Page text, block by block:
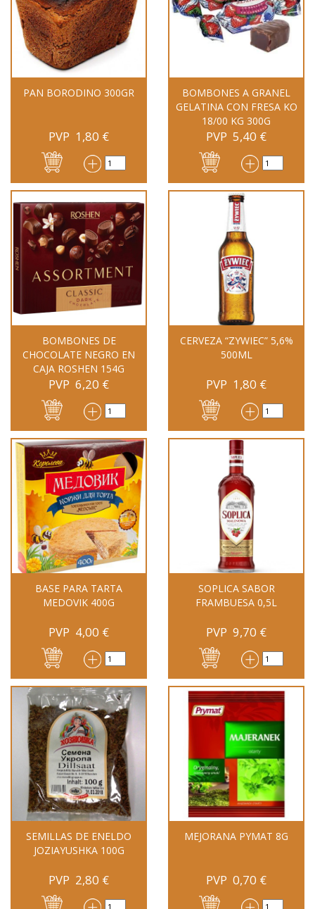
PAN BORODINO 300GR
PVP 1,80 €
BOMBONES A GRANEL
GELATINA CON FRESA KO
18/00 KG 300G
PVP 5,40 €
BOMBONES DE
CHOCOLATE NEGRO EN
CAJA ROSHEN 154G
PVP 6,20 €
CERVEZA “ZYWIEC” 5,6%
500ML
PVP 1,80 €
BASE PARA TARTA
MEDOVIK 400G
PVP 4,00 €
SOPLICA SABOR
FRAMBUESA 0,5L
PVP 9,70 €
SEMILLAS DE ENELDO
JOZIAYUSHKA 100G
PVP 2,80 €
MEJORANA PYMAT 8G
PVP 0,70 €